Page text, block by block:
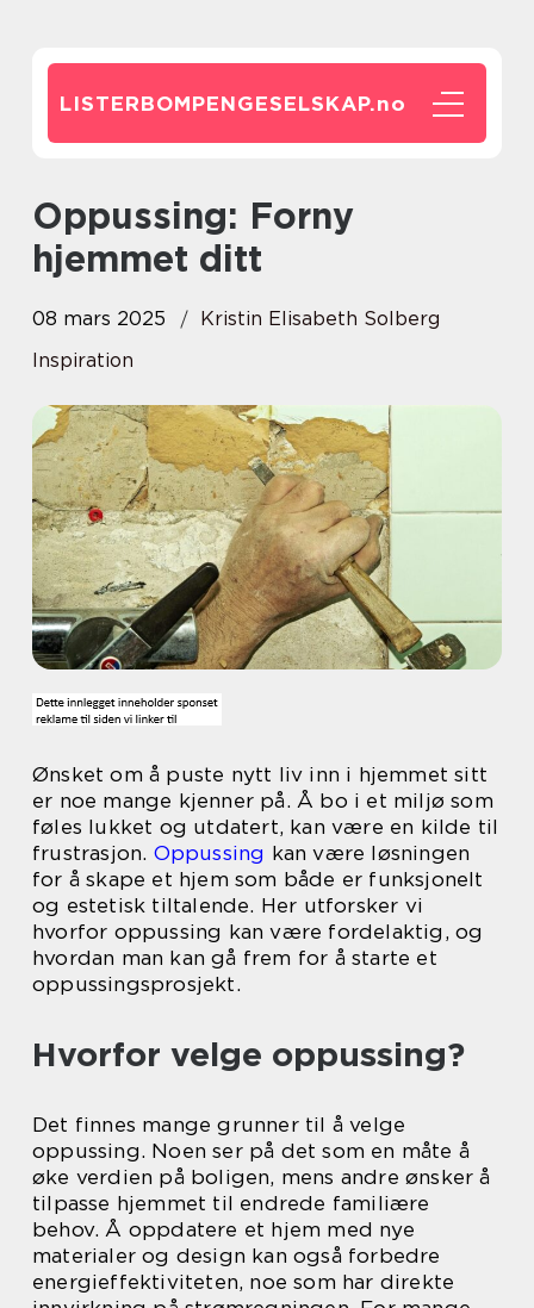
LISTERBOMPENGESELSKAP.no
Oppussing: Forny
hjemmet ditt
08 mars 2025
Kristin Elisabeth Solberg
Inspiration
Ønsket om å puste nytt liv inn i hjemmet sitt
er noe mange kjenner på. Å bo i et miljø som
føles lukket og utdatert, kan være en kilde til
frustrasjon. Oppussing kan være løsningen
for å skape et hjem som både er funksjonelt
og estetisk tiltalende. Her utforsker vi
hvorfor oppussing kan være fordelaktig, og
hvordan man kan gå frem for å starte et
oppussingsprosjekt.
Hvorfor velge oppussing?
Det finnes mange grunner til å velge
oppussing. Noen ser på det som en måte å
øke verdien på boligen, mens andre ønsker å
tilpasse hjemmet til endrede familiære
behov. Å oppdatere et hjem med nye
materialer og design kan også forbedre
energieffektiviteten, noe som har direkte